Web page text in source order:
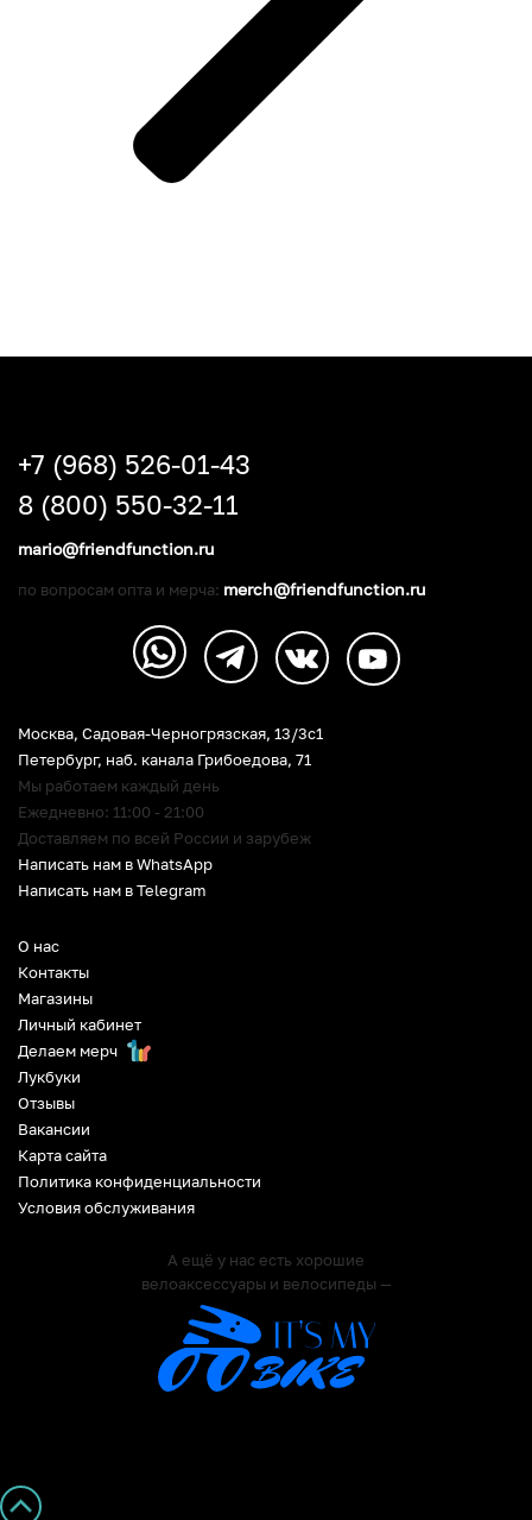
О нас
Контакты
Магазины
Личный кабинет
Делаем мерч
Лукбуки
Отзывы
Вакансии
Карта сайта
Политика конфиденциальности
Условия обслуживания
А ещё у нас есть хорошие
велоаксессуары и велосипеды —
Москва, Садовая-Черногрязская, 13/3c1
Петербург, наб. канала Грибоедова, 71
Мы работаем каждый день
Ежедневно: 11:00 - 21:00
Доставляем по всей России и зарубеж
Написать нам в WhatsApp
Написать нам в Telegram
+7 (968) 526-01-43
8 (800) 550-32-11
mario@friendfunction.ru
по вопросам опта и мерча: merch@friendfunction.ru